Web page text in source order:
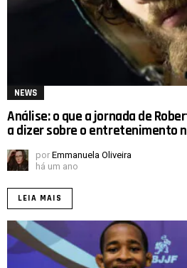
NEWS
Análise: o que a jornada de
a dizer sobre o entretenimento
por Emmanuela Oliveira
há um ano
LEIA MAIS